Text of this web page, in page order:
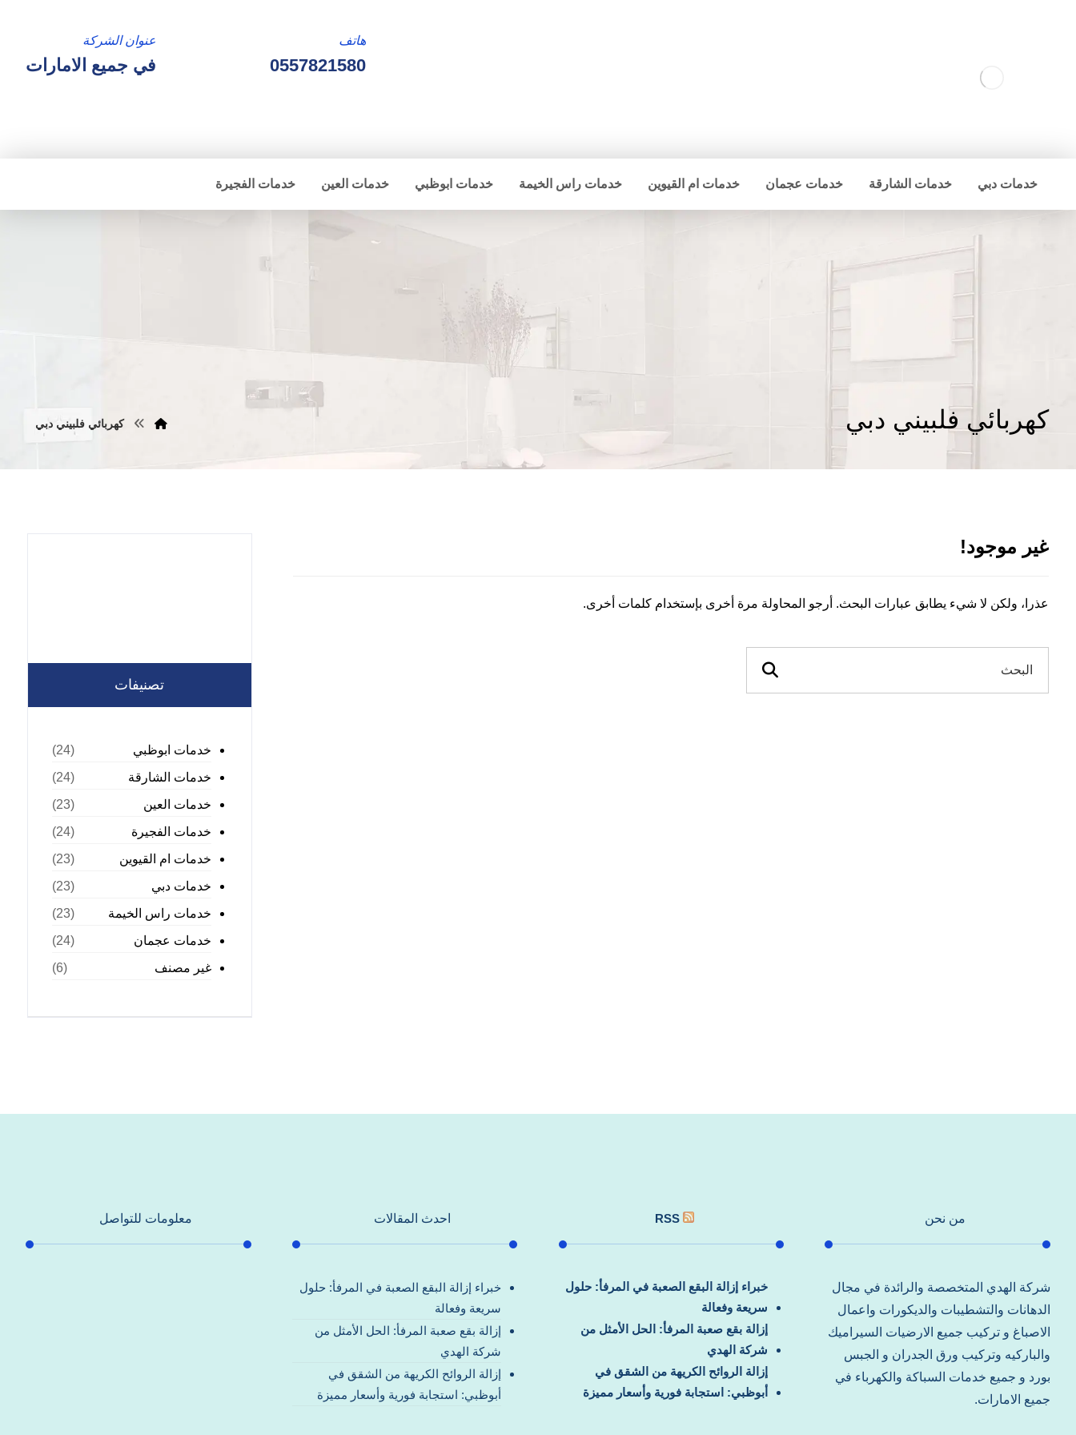
عنوان الشركة
في جميع الامارات
هاتف
0557821580
خدمات دبي خدمات الشارقة خدمات عجمان خدمات ام القيوين خدمات راس الخيمة خدمات ابوظبي خدمات العين خدمات الفجيرة
كهربائي فلبيني دبي كهربائي فلبيني دبي
غير موجود!
عذرا، ولكن لا شيء يطابق عبارات البحث. أرجو المحاولة مرة أخرى بإستخدام كلمات أخرى.
تصنيفات
خدمات ابوظبي
(24)
خدمات الشارقة
(24)
خدمات العين
(23)
خدمات الفجيرة
(24)
خدمات ام القيوين
(23)
خدمات دبي
(23)
خدمات راس الخيمة
(23)
خدمات عجمان
(24)
غير مصنف
(6)
من نحن
شركة الهدي المتخصصة والرائدة في مجال
الدهانات والتشطيبات والديكورات واعمال
الاصباغ و تركيب جميع الارضيات السيراميك
والباركيه وتركيب ورق الجدران و الجبس
بورد و جميع خدمات السباكة والكهرباء في
جميع الامارات.
RSS
خبراء إزالة البقع الصعبة في المرفأ: حلول
سريعة وفعالة
إزالة بقع صعبة المرفأ: الحل الأمثل من
شركة الهدي
إزالة الروائح الكريهة من الشقق في
أبوظبي: استجابة فورية وأسعار مميزة
احدث المقالات
خبراء إزالة البقع الصعبة في المرفأ: حلول
سريعة وفعالة
إزالة بقع صعبة المرفأ: الحل الأمثل من
شركة الهدي
إزالة الروائح الكريهة من الشقق في
أبوظبي: استجابة فورية وأسعار مميزة
معلومات للتواصل